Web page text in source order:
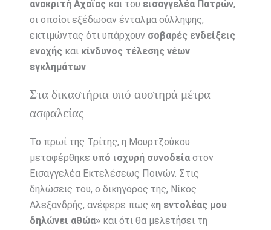
ανακριτή Αχαΐας και του εισαγγελέα Πατρών,
οι οποίοι εξέδωσαν ένταλμα σύλληψης,
εκτιμώντας ότι υπάρχουν σοβαρές ενδείξεις
ενοχής και κίνδυνος τέλεσης νέων
εγκλημάτων.
Στα δικαστήρια υπό αυστηρά μέτρα
ασφαλείας
Το πρωί της Τρίτης, η Μουρτζούκου
μεταφέρθηκε υπό ισχυρή συνοδείαστον
Εισαγγελέα Εκτελέσεως Ποινών. Στις
δηλώσεις του, ο δικηγόρος της, Νίκος
Αλεξανδρής, ανέφερε πως «η εντολέας μου
δηλώνει αθώα»και ότι θα μελετήσει τη